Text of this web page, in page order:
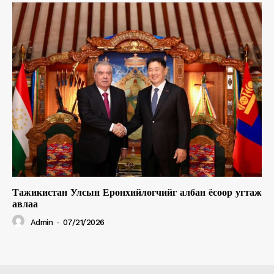
Тажикистан Улсын Ерөнхийлөгчийг албан ёсоор угтаж
авлаа
Admin - 07/21/2026